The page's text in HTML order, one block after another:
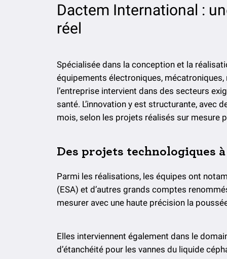
Dactem International :
réel
Spécialisée dans la conception et la
équipements électroniques,
l’entreprise intervient dans des secteurs
santé. L’innovation y est structurante, avec
mois, selon les projets réalisés sur mesure
Des projets technologiques
Parmi les réalisations, les équipes ont
(ESA) et d’autres grands comptes
mesurer avec une haute précision la
Elles interviennent également dans le
d’étanchéité pour les vannes du liquide